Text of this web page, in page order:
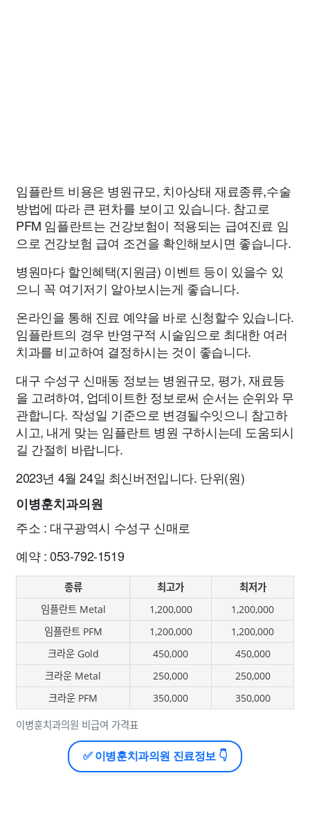
임플란트 비용은 병원규모, 치아상태 재료종류,수술
방법에 따라 큰 편차를 보이고 있습니다. 참고로
PFM 임플란트는 건강보험이 적용되는 급여진료 임
으로 건강보험 급여 조건을 확인해보시면 좋습니다.
병원마다 할인혜택(지원금) 이벤트 등이 있을수 있
으니 꼭 여기저기 알아보시는게 좋습니다.
온라인을 통해 진료 예약을 바로 신청할수 있습니다.
임플란트의 경우 반영구적 시술임으로 최대한 여러
치과를 비교하여 결정하시는 것이 좋습니다.
대구 수성구 신매동 정보는 병원규모, 평가, 재료등
을 고려하여, 업데이트한 정보로써 순서는 순위와 무
관합니다. 작성일 기준으로 변경될수잇으니 참고하
시고, 내게 맞는 임플란트 병원 구하시는데 도움되시
길 간절히 바랍니다.
2023년 4월 24일 최신버전입니다. 단위(원)
이병훈치과의원
주소 : 대구광역시 수성구 신매로
예약 : 053-792-1519
이병훈치과의원 비급여 가격표
종류 최고가
최저가
임플란트 Metal
1,200,000
1,200,000
임플란트 PFM
1,200,000
1,200,000
크라운 Gold
450,000
450,000
크라운 Metal
250,000
250,000
크라운 PFM
350,000 350,000
✅ 이병훈치과의원 진료정보 👇